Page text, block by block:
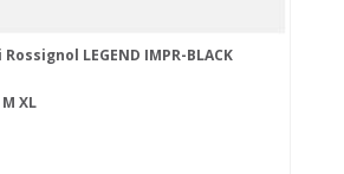
LEGEND IMPR-BLACK
M XL